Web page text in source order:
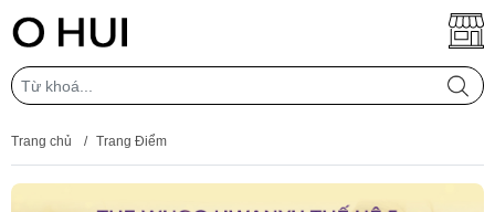
Trang chủ / Trang Điểm